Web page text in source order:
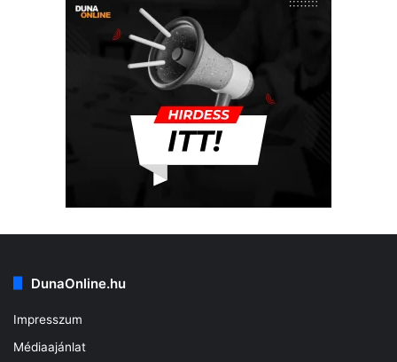
DunaOnline.hu
Impresszum
Médiaajánlat